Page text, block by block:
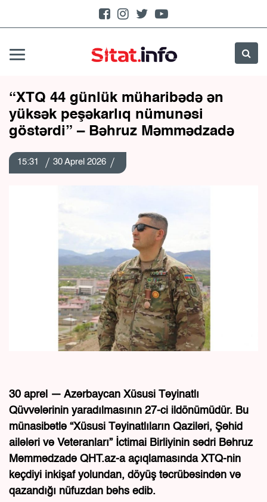
“XTQ 44 günlük müharibədə ən
yüksək peşəkarlıq nümunəsi
göstərdi” – Bəhruz Məmmədzadə
15:31 30 Aprel 2026
30 aprel — Azərbaycan Xüsusi Təyinatlı
Qüvvələrinin yaradılmasının 27-ci ildönümüdür. Bu
münasibətlə “Xüsusi Təyinatlıların Qaziləri, Şəhid
ailələri və Veteranları” İctimai Birliyinin sədri Bəhruz
Məmmədzadə QHT.az-a açıqlamasında XTQ-nin
keçdiyi inkişaf yolundan, döyüş təcrübəsindən və
qazandığı nüfuzdan bəhs edib.